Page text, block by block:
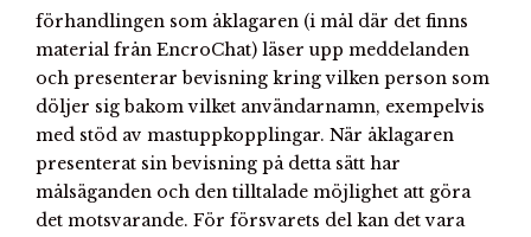
förhandlingen som åklagaren (i mål där det finns
material från EncroChat) läser upp meddelanden
och presenterar bevisning kring vilken person som
döljer sig bakom vilket användarnamn, exempelvis
med stöd av mastuppkopplingar. När åklagaren
presenterat sin bevisning på detta sätt har
målsäganden och den tilltalade möjlighet att göra
det motsvarande. För försvarets del kan det vara